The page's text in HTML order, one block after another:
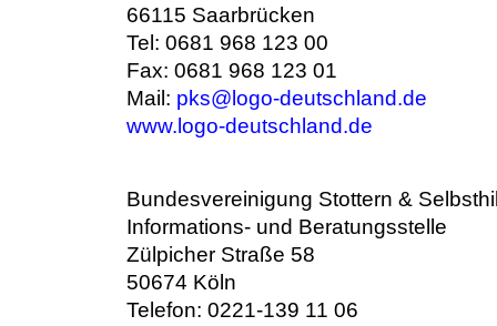
66115 Saarbrücken
Tel: 0681 968 123 00
Fax: 0681 968 123 01
Mail: pks@logo-deutschland.de
www.logo-deutschland.de
Bundesvereinigung Stottern &
Informations- und Beratungsstelle
Zülpicher Straße 58
50674 Köln
Telefon: 0221-139 11 06